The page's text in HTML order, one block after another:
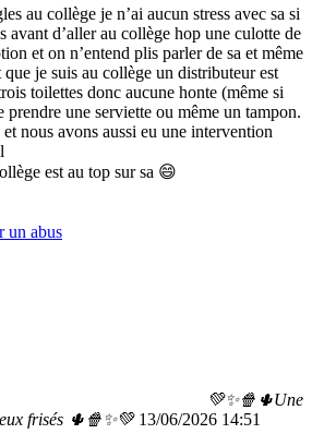
au collège je n’ai aucun stress avec sa si
avant d’aller au collège hop une culotte de
et on n’entend plis parler de sa et même
que je suis au collège un distributeur est
toilettes donc aucune honte (même si
prendre une serviette ou même un tampon.
nous avons aussi eu une intervention
est au top sur sa 😄
un abus
💚✨️🍿🌵Une
frisés 🌵🍿✨️💚 13/06/2026 14:51